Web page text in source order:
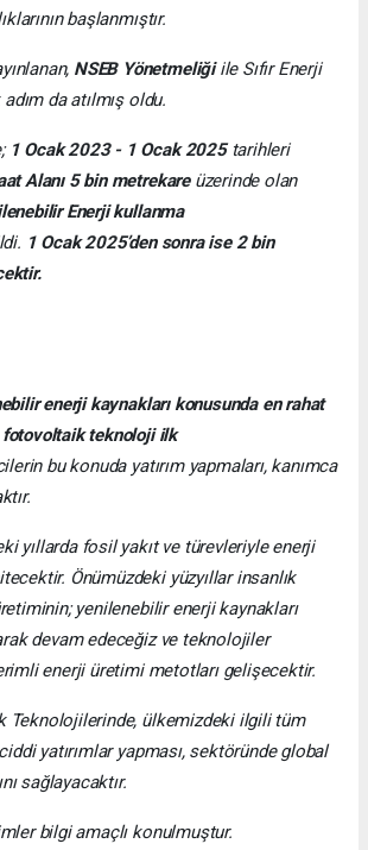
başlanmıştır.
NSEB Yönetmeliğiile Sıfır Enerji
da atılmış oldu.
1 Ocak 2023 - 1 Ocak 2025 tarihleri
Alanı 5 bin metrekare üzerinde olan
Enerji kullanma
1 Ocak 2025’den sonra ise 2 bin
enerji kaynakları konusunda en rahat
teknoloji ilk
bu konuda yatırım yapmaları, kanımca
yıllarda fosil yakıt ve türevleriyle enerji
Önümüzdeki yüzyıllar insanlık
yenilenebilir enerji kaynakları
devam edeceğiz ve teknolojiler
enerji üretimi metotları gelişecektir.
Teknolojilerinde, ülkemizdeki ilgili tüm
yatırımlar yapması, sektöründe global
sağlayacaktır.
bilgi amaçlı konulmuştur.